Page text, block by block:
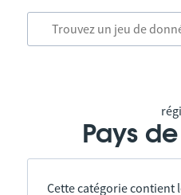
Pays
Cette catégorie contient